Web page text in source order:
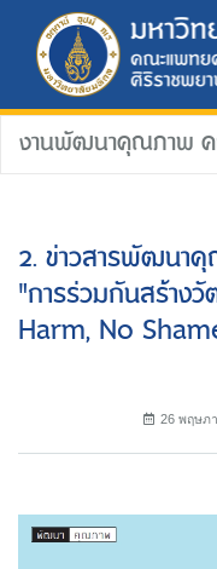
งานพัฒนาคุณภาพ
2. ข่าวสารพัฒนา
"การร่วมกันสร้าง
Harm, No
26 พฤษภ